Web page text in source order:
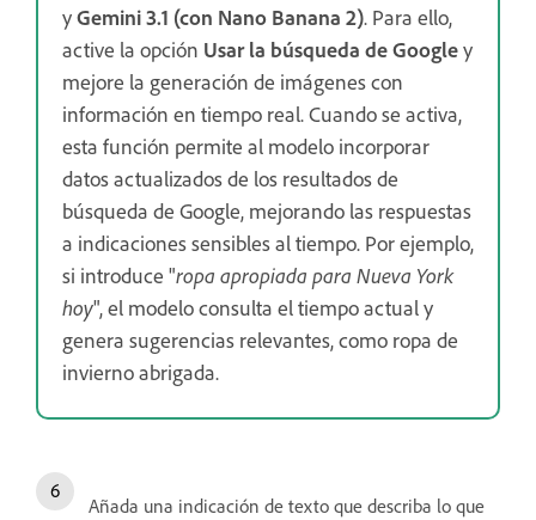
yGemini 3.1 (con Nano Banana 2). Para ello,
active la opción Usar la búsqueda de Googley
mejore la generación de imágenes con
información en tiempo real. Cuando se activa,
esta función permite al modelo incorporar
datos actualizados de los resultados de
búsqueda de Google, mejorando las respuestas
a indicaciones sensibles al tiempo. Por ejemplo,
si introduce "ropa apropiada para Nueva York
hoy", el modelo consulta el tiempo actual y
genera sugerencias relevantes, como ropa de
invierno abrigada.
Añada una indicación de texto que describa lo que